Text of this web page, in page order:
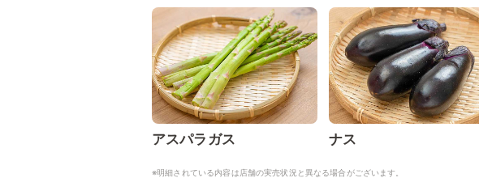
アスパラガス ナス
※明細されている内容は店舗の実売状況と異なる場合がございます。